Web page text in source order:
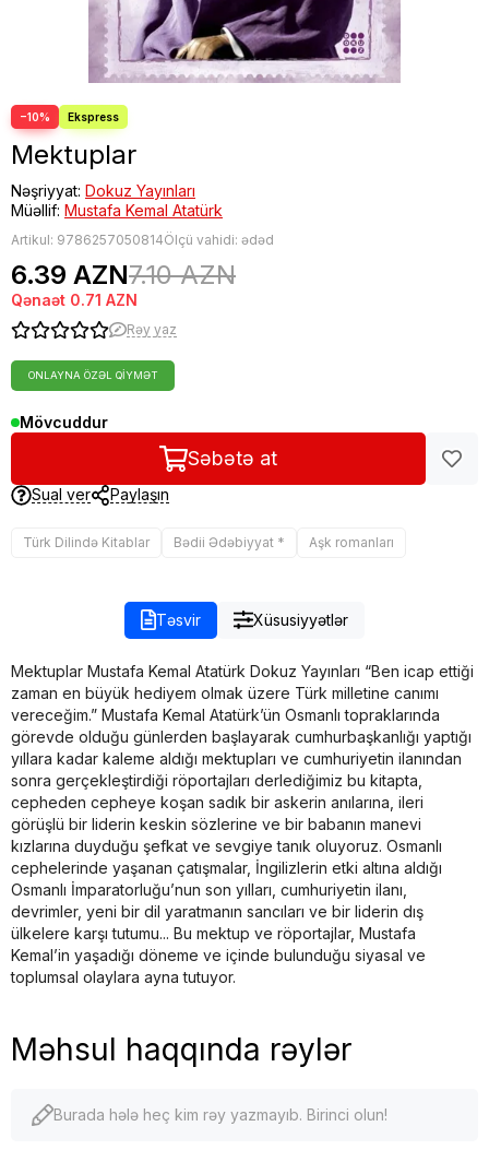
−10%
Mektuplar
Nəşriyyat: Dokuz Yayınları
Müəllif: Mustafa Kemal Atatürk
Artikul: 9786257050814Ölçü vahidi: ədəd
6.39 AZN7.10 AZN
Qənaət 0.71 AZN
Rəy yaz
ONLAYNA ÖZƏL QIYMƏT
Mövcuddur
Səbətə at
Sual ver Paylaşın
Türk Dilində Kitablar Bədii Ədəbiyyat * Aşk romanları
Təsvir Xüsusiyyətlər
Mektuplar Mustafa Kemal Atatürk Dokuz Yayınları “Ben icap ettiği
zaman en büyük hediyem olmak üzere Türk milletine canımı
vereceğim.” Mustafa Kemal Atatürk’ün Osmanlı topraklarında
görevde olduğu günlerden başlayarak cumhurbaşkanlığı yaptığı
yıllara kadar kaleme aldığı mektupları ve cumhuriyetin ilanından
sonra gerçekleştirdiği röportajları derlediğimiz bu kitapta,
cepheden cepheye koşan sadık bir askerin anılarına, ileri
görüşlü bir liderin keskin sözlerine ve bir babanın manevi
kızlarına duyduğu şefkat ve sevgiye tanık oluyoruz. Osmanlı
cephelerinde yaşanan çatışmalar, İngilizlerin etki altına aldığı
Osmanlı İmparatorluğu’nun son yılları, cumhuriyetin ilanı,
devrimler, yeni bir dil yaratmanın sancıları ve bir liderin dış
ülkelere karşı tutumu... Bu mektup ve röportajlar, Mustafa
Kemal’in yaşadığı döneme ve içinde bulunduğu siyasal ve
toplumsal olaylara ayna tutuyor.
Məhsul haqqında rəylər
Burada hələ heç kim rəy yazmayıb. Birinci olun!